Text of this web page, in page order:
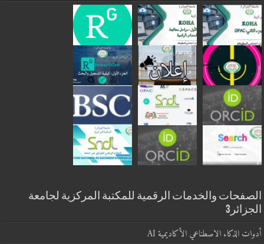
الصفحات والخدمات الرقمية للمكتبة المركزية لجامعة
الجزائر3
أدوات الذكاء الاصطناعي الأكاديمية AI